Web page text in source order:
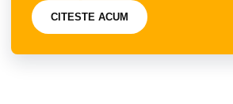
CITESTE ACUM